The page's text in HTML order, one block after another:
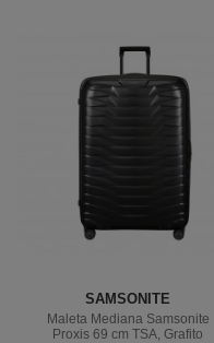
SAMSONITE
Maleta Mediana Samsonite
Proxis 69 cm TSA, Grafito